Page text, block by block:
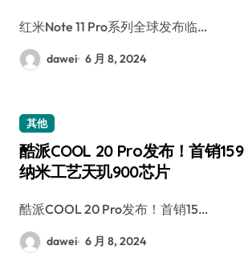
红米Note 11 Pro系列全球发布临…
dawei 6 月 8, 2024
其他
酷派COOL 20 Pro发布！首销
纳米工艺天玑900芯片
酷派COOL 20 Pro发布！首销15…
dawei 6 月 8, 2024